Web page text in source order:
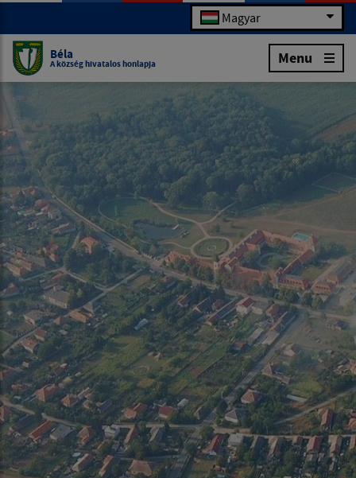
Magyar
Béla
A község hivatalos honlapja Menu